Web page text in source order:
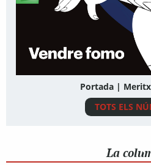
Portada |
TOTS ELS
La